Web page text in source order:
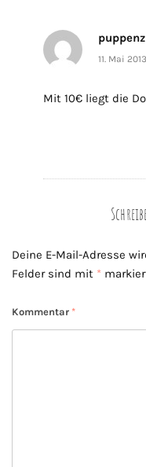
11. Mai
Mit 10€ liegt die
Deine E-Mail-Adresse
Felder sind mit *
Kommentar *